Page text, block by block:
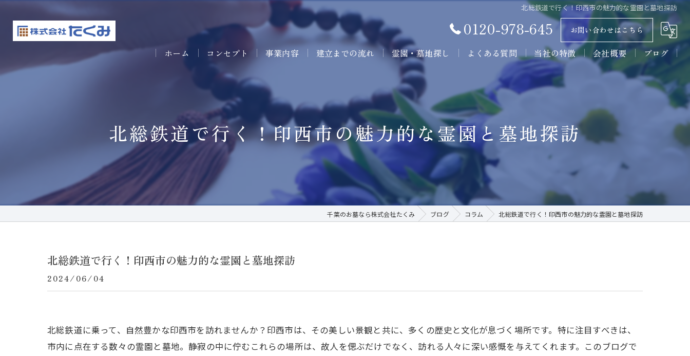
北総鉄道で行く！印西市の魅力的な霊園と墓地探訪
0120-978-645 お問い合わせはこちら
ホーム コンセプト 事業内容 建立までの流れ 霊園・墓地探し よくある質問 当社の特徴
墓石
墓所
施工
会社概要 ブログ
コラム
北総鉄道で行く！印西市の魅力的な霊園と墓地探訪
千葉のお墓なら株式会社たくみ ブログ コラム 北総鉄道で行く！印西市の魅力的な霊園と墓地探訪
北総鉄道で行く！印西市の魅力的な霊園と墓地探訪
2024/06/04
北総鉄道に乗って、自然豊かな印西市を訪れませんか？印西市は、その美しい景観と共に、多くの歴史と文化が息づく場所です。特に注目すべきは、
市内に点在する数々の霊園と墓地。静寂の中に佇むこれらの場所は、故人を偲ぶだけでなく、訪れる人々に深い感慨を与えてくれます。このブログで